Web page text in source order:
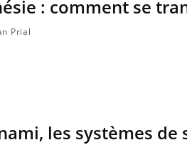
: comment se
Prial
les systèmes de
sont multiples ce qui la rend